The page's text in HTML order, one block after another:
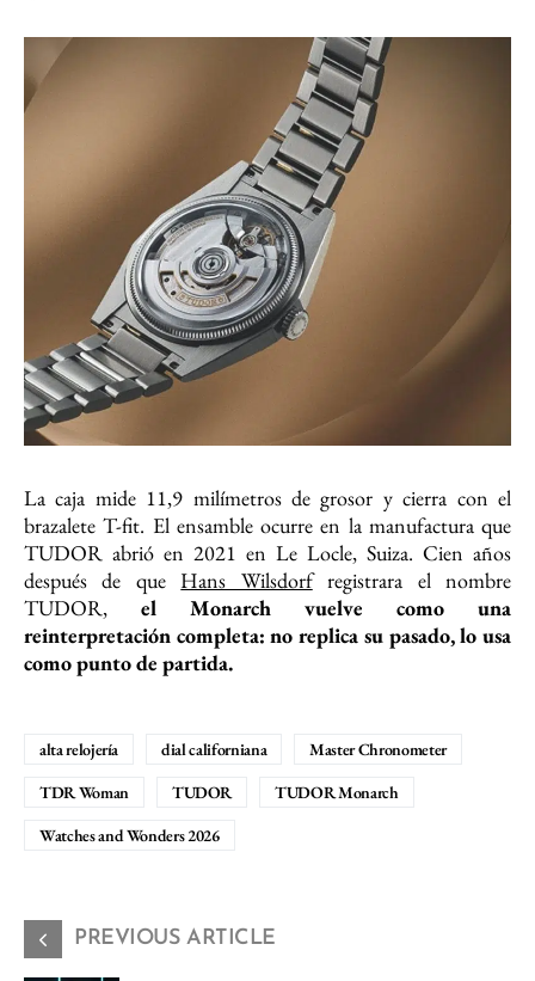
La caja mide 11,9 milímetros de grosor y cierra con el
brazalete T-fit. El ensamble ocurre en la manufactura que
TUDOR abrió en 2021 en Le Locle, Suiza. Cien años
después de que Hans Wilsdorfregistrara el nombre
TUDOR, el Monarch vuelve como una
reinterpretación completa: no replica su pasado, lo usa
como punto de partida.
alta relojería dial californiana
Master Chronometer
TDR Woman
TUDOR
TUDOR Monarch
Watches and Wonders 2026
PREVIOUS ARTICLE